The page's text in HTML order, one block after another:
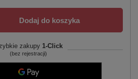
Dodaj do koszyka
zakupy 1-Click
(bez rejestracji)